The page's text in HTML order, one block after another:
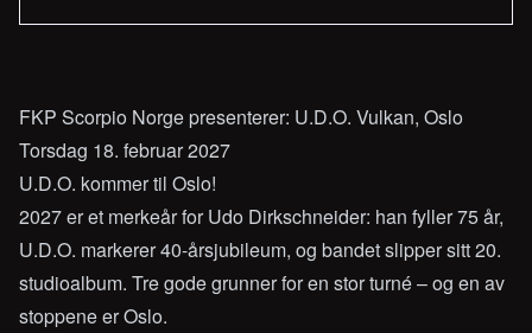
FKP Scorpio Norge presenterer: U.D.O. Vulkan, Oslo
Torsdag 18. februar 2027
U.D.O. kommer til Oslo!
2027 er et merkeår for Udo Dirkschneider: han fyller 75 år,
U.D.O. markerer 40-årsjubileum, og bandet slipper sitt 20.
studioalbum. Tre gode grunner for en stor turné – og en av
stoppene er Oslo.